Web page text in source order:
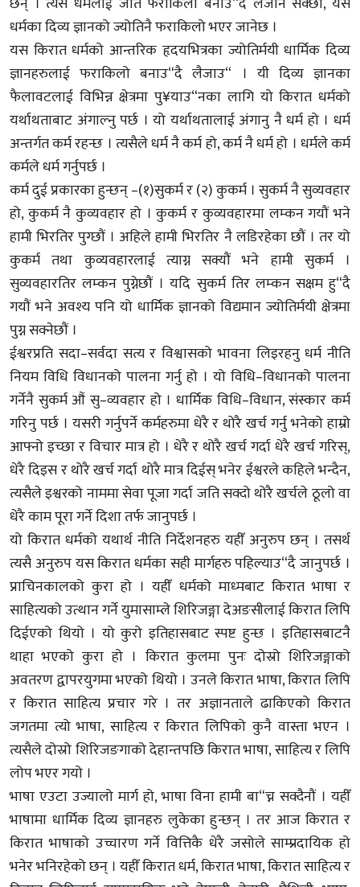
धर्मका दिव्य ज्ञानको ज्योतिनै फराकिलो भएर जानेछ ।
यस किरात धर्मको आन्तरिक हृदयभित्रका ज्योतिर्मयी धार्मिक दिव्य
ज्ञानहरुलाई फराकिलो बनाउ“दै लैजाउ“ । यी दिव्य ज्ञानका
फैलावटलाई विभिन्न क्षेत्रमा पु¥याउ“नका लागि यो किरात धर्मको
यर्थाथताबाट अंगाल्नु पर्छ । यो यर्थाथतालाई अंगानु नै धर्म हो । धर्म
अन्तर्गत कर्म रहन्छ । त्यसैले धर्म नै कर्म हो, कर्म नै धर्म हो । धर्मले कर्म
कर्मले धर्म गर्नुपर्छ ।
कर्म दुई प्रकारका हुन्छन् –(१)सुकर्म र (२) कुकर्म । सुकर्म नै सुव्यवहार
हो, कुकर्म नै कुव्यवहार हो । कुकर्म र कुव्यवहारमा लम्कन गयौं भने
हामी भिरतिर पुग्छौं । अहिले हामी भिरतिर नै लडिरहेका छौं । तर यो
कुकर्म तथा कुव्यवहारलाई त्याग्न सक्यौं भने हामी सुकर्म ।
सुव्यवहारतिर लम्कन पुग्नेछौं । यदि सुकर्म तिर लम्कन सक्षम हु“दै
गयौं भने अवश्य पनि यो धार्मिक ज्ञानको विद्यमान ज्योतिर्मयी क्षेत्रमा
पुग्न सक्नेछौं ।
ईश्वरप्रति सदा–सर्वदा सत्य र विश्वासको भावना लिइरहनु धर्म नीति
नियम विधि विधानको पालना गर्नु हो । यो विधि–विधानको पालना
गर्नेनै सुकर्म औं सु–व्यवहार हो । धार्मिक विधि–विधान, संस्कार कर्म
गरिनु पर्छ । यसरी गर्नुपर्ने कर्महरुमा धेरै र थोरै खर्च गर्नु भनेको हाम्रो
आफ्नो इच्छा र विचार मात्र हो । धेरै र थोरै खर्च गर्दा धेरै खर्च गरिस्,
धेरै दिइस र थोरै खर्च गर्दा थोरै मात्र दिईस् भनेर ईश्वरले कहिले भन्दैन,
त्यसैले इश्वरको नाममा सेवा पूजा गर्दा जति सक्दो थोरै खर्चले ठूलो वा
धेरै काम पूरा गर्ने दिशा तर्फ जानुपर्छ ।
यो किरात धर्मको यथार्थ नीति निर्देशनहरु यहीँ अनुरुप छन् । तसर्थ
त्यसै अनुरुप यस किरात धर्मका सही मार्गहरु पहिल्याउ“दै जानुपर्छ ।
प्राचिनकालको कुरा हो । यहीँ धर्मको माध्मबाट किरात भाषा र
साहित्यको उत्थान गर्ने युमासाम्ले शिरिजङ्गा देअङसीलाई किरात लिपि
दिईएको थियो । यो कुरो इतिहासबाट स्पष्ट हुन्छ । इतिहासबाटनै
थाहा भएको कुरा हो । किरात कुलमा पुनः दोस्रो शिरिजङ्गाको
अवतरण द्वापरयुगमा भएको थियो । उनले किरात भाषा, किरात लिपि
र किरात साहित्य प्रचार गरे । तर अज्ञानताले ढाकिएको किरात
जगतमा त्यो भाषा, साहित्य र किरात लिपिको कुनै वास्ता भएन ।
त्यसैले दोस्रो शिरिजङगाको देहान्तपछि किरात भाषा, साहित्य र लिपि
लोप भएर गयो ।
भाषा एउटा उज्यालो मार्ग हो, भाषा विना हामी बा“च्न सक्दैनौं । यहीँ
भाषामा धार्मिक दिव्य ज्ञानहरु लुकेका हुन्छन् । तर आज किरात र
किरात भाषाको उच्चारण गर्ने वित्तिकै धेरै जसोले साम्प्रदायिक हो
भनेर भनिरहेको छन् । यहीँ किरात धर्म, किरात भाषा, किरात साहित्य र